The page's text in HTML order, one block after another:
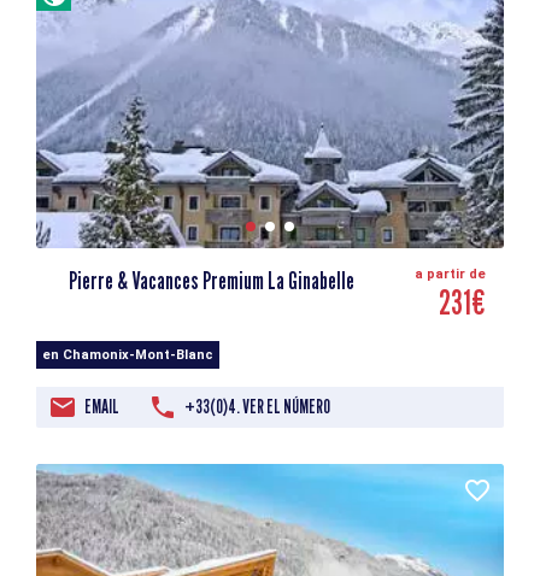
Pierre & Vacances Premium La Ginabelle a partir de
231€
en Chamonix-Mont-Blanc
EMAIL +33(0)4. VER EL NÚMERO